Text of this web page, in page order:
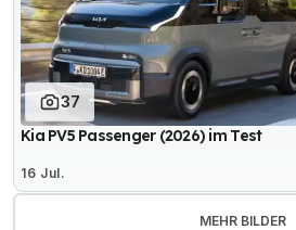
37
Kia PV5 Passenger (2026) im Test
16 Jul.
MEHR BILDER